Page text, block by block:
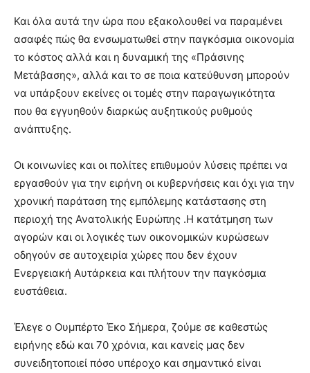
Και όλα αυτά την ώρα που εξακολουθεί να παραμένει
ασαφές πώς θα ενσωματωθεί στην παγκόσμια οικονομία
το κόστος αλλά και η δυναμική της «Πράσινης
Μετάβασης», αλλά και το σε ποια κατεύθυνση μπορούν
να υπάρξουν εκείνες οι τομές στην παραγωγικότητα
που θα εγγυηθούν διαρκώς αυξητικούς ρυθμούς
ανάπτυξης.
Οι κοινωνίες και οι πολίτες επιθυμούν λύσεις πρέπει να
εργασθούν για την ειρήνη οι κυβερνήσεις και όχι για την
χρονική παράταση της εμπόλεμης κατάστασης στη
περιοχή της Ανατολικής Ευρώπης .Η κατάτμηση των
αγορών και οι λογικές των οικονομικών κυρώσεων
οδηγούν σε αυτοχειρία χώρες που δεν έχουν
Ενεργειακή Αυτάρκεια και πλήτουν την παγκόσμια
ευστάθεια.
Έλεγε ο Ουμπέρτο Έκο Σήμερα, ζούμε σε καθεστώς
ειρήνης εδώ και 70 χρόνια, και κανείς μας δεν
συνειδητοποιεί πόσο υπέροχο και σημαντικό είναι